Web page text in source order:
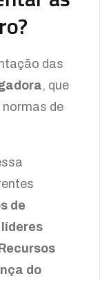
das
, que
de
de
líderes
do